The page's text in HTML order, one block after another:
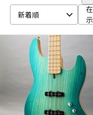
ベース
ドラム
キーボード
新着順
示